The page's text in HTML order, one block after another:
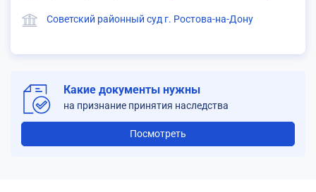
Советский районный суд г. Ростова-на-Дону
Какие документы нужны
на признание принятия наследства
Посмотреть